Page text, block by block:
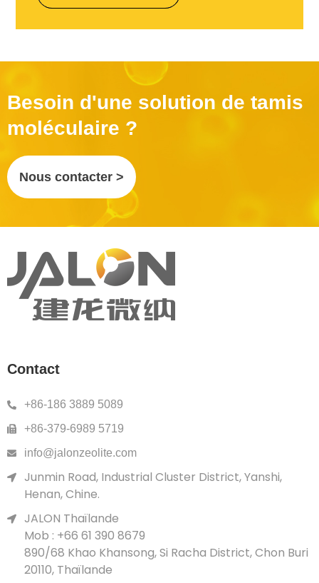
Besoin d'une solution de tamis
moléculaire ?
Nous contacter >
Contact
+86-186 3889 5089
+86-379-6989 5719
info@jalonzeolite.com
Junmin Road, Industrial Cluster District, Yanshi,
Henan, Chine.
JALON Thaïlande
Mob : +66 61 390 8679
890/68 Khao Khansong, Si Racha District, Chon Buri
20110, Thaïlande